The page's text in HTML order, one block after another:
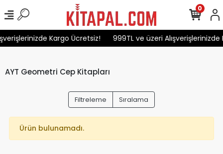
Kargo Ücretsiz! 999TL ve üzeri Alışverişlerinizde
0
AYT Geometri Cep Kitapları
Filtreleme Sıralama
Ürün bulunamadı.